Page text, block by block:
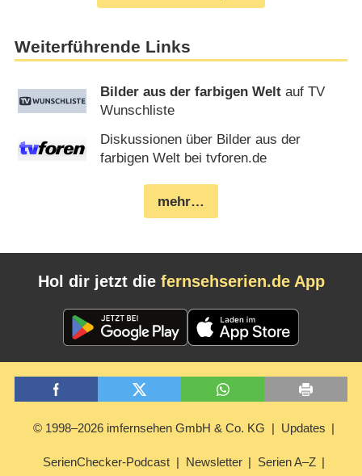
Weiterführende Links
Bilder aus der farbigen Welt auf TV
Wunschliste
Diskussionen über Bilder aus der
farbigen Welt bei tvforen.de
mehr…
Hol dir jetzt die fernsehserien.de App
© 1998–2026 imfernsehen GmbH & Co. KG Updates
SerienChecker-Podcast Newsletter Serien A–Z